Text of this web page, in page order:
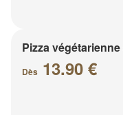
Pizza
Dès 13.90 €